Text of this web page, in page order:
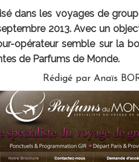
dans les voyages de
2013. Avec un
opérateur semble sur la
de Parfums de Monde.
Rédigé par Anaïs